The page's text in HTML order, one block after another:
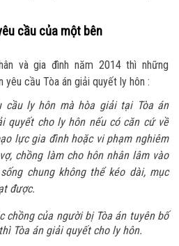
cầu của một bên
và gia đình năm 2014 thì những
cầu Tòa án giải quyết ly hôn :
cầu ly hôn mà hòa giải tại Tòa án
quyết cho ly hôn nếu có căn cứvề
lực gia đình hoặc vi phạm nghiêm
chồng làm cho hôn nhân lâm vào
chung không thể kéo dài, mục
được.
chồng của người bị Tòa án tuyên bố
Tòa án giải quyết cho ly hôn.